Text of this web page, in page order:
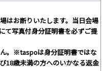
はお断りいたします。当日会場
て写真付身分証明書を必ずご提
。※taspoは身分証明書ではな
18歳未満の方へのいかなる返金